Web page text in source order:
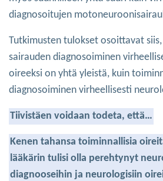
diagnosoitujen
Tutkimusten tulokset osoittavat
sairauden diagnosoiminen
oireeksi on yhtä yleistä, kuin
diagnosoiminen virheellisesti
Tiivistäen voidaan todeta, että…
Kenen tahansa toiminnallisia
lääkärin tulisi olla perehtynyt
diagnooseihin ja neurologisiin